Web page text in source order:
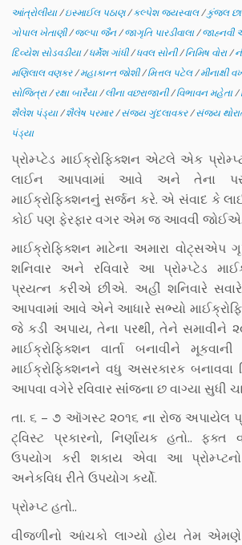
આંત્રોલીયા/ઇસ્માઈલ પઠાણ/કલ્પેશ જયસ્વાલ/કુંજલ
ગોપાલ ખેતાણી/જલ્પા જૈન/જાગૃતિ પારડીવાલા/જાહ્નવી
દિવ્યેશ સોડવડીયા/ધર્મેશ ગાંધી/ધવલ સોની/નિમિષ વોરા/
મણિલાલ વણકર/મહાકાન્ત જોશી/મિત્તલ પટેલ/મીનાક્ષી
સોજિત્રા/રક્ષા બારૈયા/લીના વછરાજાની/વિભાવન મહેતા/
શૈલેશ પંડ્યા/શૈલેષ પરમાર/સંજય ગુંદલાવકર/સંજય
પંડ્યા
પ્રોમ્પ્ટેડ માઈક્રોફિક્શન એટલે એક
લાઈન આપવામાં આવે અને તેના
માઈક્રોફિક્શનનુંં સર્જન કરે. એ સંવાદ કે
કોઈ પણ ફેરફાર વગર એમ જ આવવી જોઈએ.
માઈક્રોફિક્શન માટેના અમારા વોટ્સએપ
શનિવાર અને રવિવારે આ પ્રોમ્પ્ટેડ
પ્રયત્ન કરીએ છીએ. અહીં શનિવારે
આપવામાં આવે એને આધારે સભ્યો
જે કડી અપાય, તેના પરથી, તેને સમાવીને
માઈક્રોફિક્શન વાર્તા બનાવીને
માઈક્રોફિક્શનને વધુ અસરકારક બનાવવા
આપવા વગેરે રવિવાર સાંંજના છ વાગ્યા સુધી
તા. ૬ – ૭ ઑગસ્ટ ૨૦૧૬ ના રોજ અપાયેલ
ટ્વિસ્ટ પ્રકારનો, નિર્ણાયક હતો.. ફક્ત
ઉપયોગ કરી શકાય એવા આ
અનેકવિધ રીતે ઉપયોગ કર્યો.
પ્રોમ્પ્ટ હતો..
વીજળીનો આંચકો લાગ્યો હોય તેમ એમણે